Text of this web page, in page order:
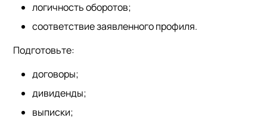
логичность оборотов;
соответствие заявленного профиля.
Подготовьте:
договоры;
дивиденды;
выписки;